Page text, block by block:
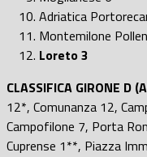
Adriatica
Montemilone
Loreto 3
CLASSIFICA GIRONE D
12*, Comunanza 12,
Campofilone 7, Porta
Cuprense 1**, Piazza